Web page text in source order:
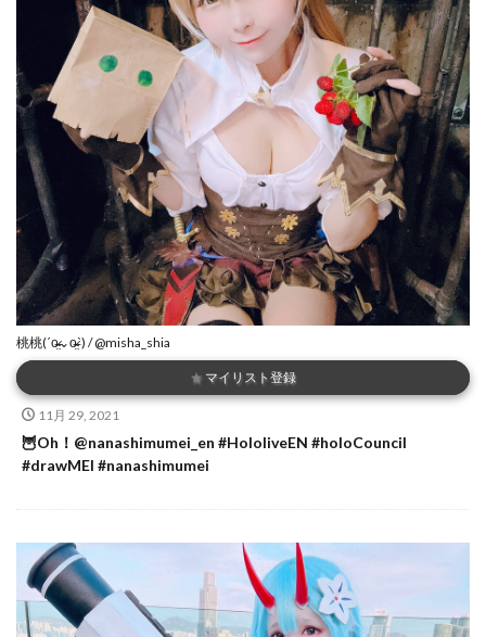
桃桃(ˊo̴̶̷̤⌄o̴̶̷̤ˋ) / @misha_shia
★ マイリスト登録
11月 29, 2021
🦉Oh！@nanashimumei_en #HololiveEN #holoCouncil
#drawMEI #nanashimumei